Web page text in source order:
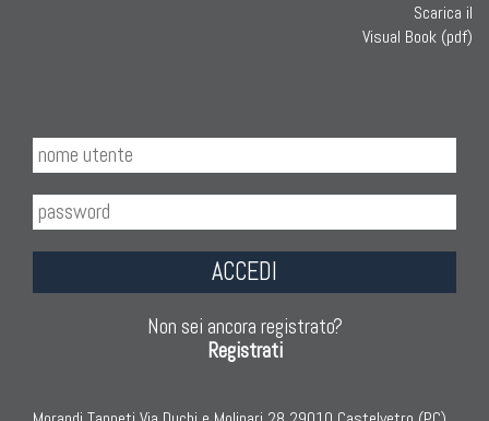
Scarica il
Visual Book (pdf)
ACCEDI
Non sei ancora registrato?
Registrati